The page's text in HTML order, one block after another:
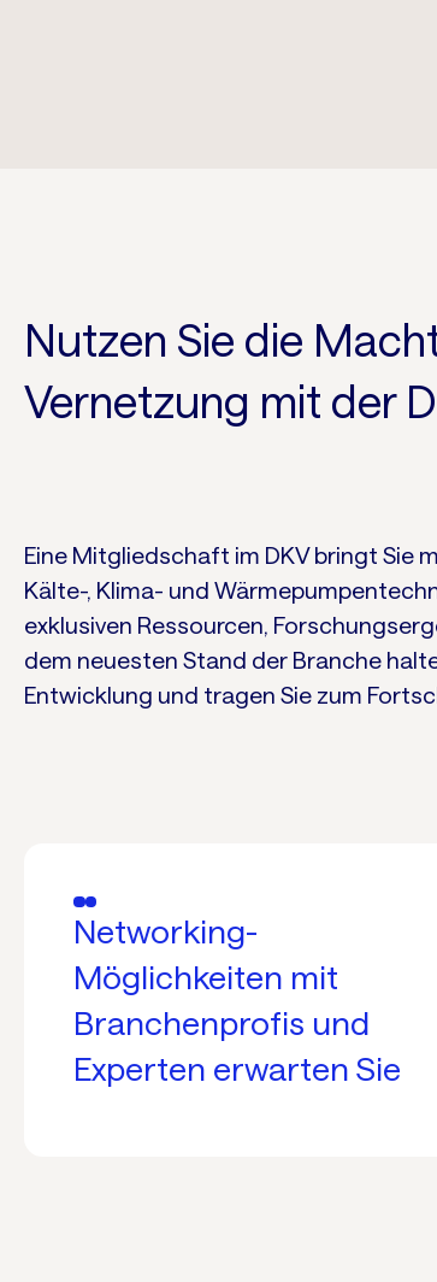
Nutzen Sie die
Vernetzung mit der
Eine Mitgliedschaft im DKV bringt Sie
Kälte-, Klima- und
exklusiven Ressourcen,
dem neuesten Stand der Branche
Entwicklung und tragen Sie zum
Networking-
Möglichkeiten mit
Branchenprofis und
Experten erwarten Sie